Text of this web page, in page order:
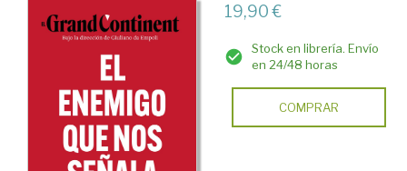
19,90 €
Stock en librería. Envío
en 24/48 horas
COMPRAR